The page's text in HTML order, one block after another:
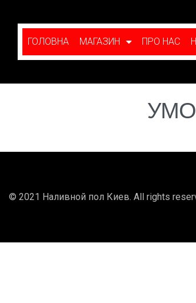
ГОЛОВНА МАГАЗИН ПРО НАС
© 2021 Наливной пол Киев. All rights